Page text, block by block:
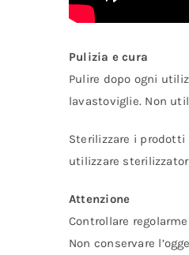
Pulizia e cura
Pulire dopo ogni
lavastoviglie. Non
Sterilizzare i
utilizzare
Attenzione
Controllare
Non conservare